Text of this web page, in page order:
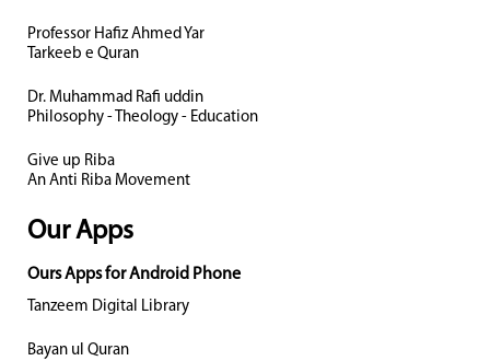
Professor Hafiz Ahmed Yar
Tarkeeb e Quran
Dr. Muhammad Rafi uddin
Philosophy - Theology - Education
Give up Riba
An Anti Riba Movement
Our Apps
Ours Apps for Android Phone
Tanzeem Digital Library
Bayan ul Quran